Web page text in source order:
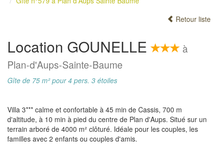
Retour liste
Location GOUNELLE
à
Plan-d'Aups-Sainte-Baume
Gîte de 75 m² pour 4 pers. 3 étoiles
Villa 3*** calme et confortable à 45 min de Cassis, 700 m
d'altitude, à 10 min à pied du centre de Plan d'Aups. Situé sur un
terrain arboré de 4000 m² clôturé. Idéale pour les couples, les
familles avec 2 enfants ou couples d'amis.